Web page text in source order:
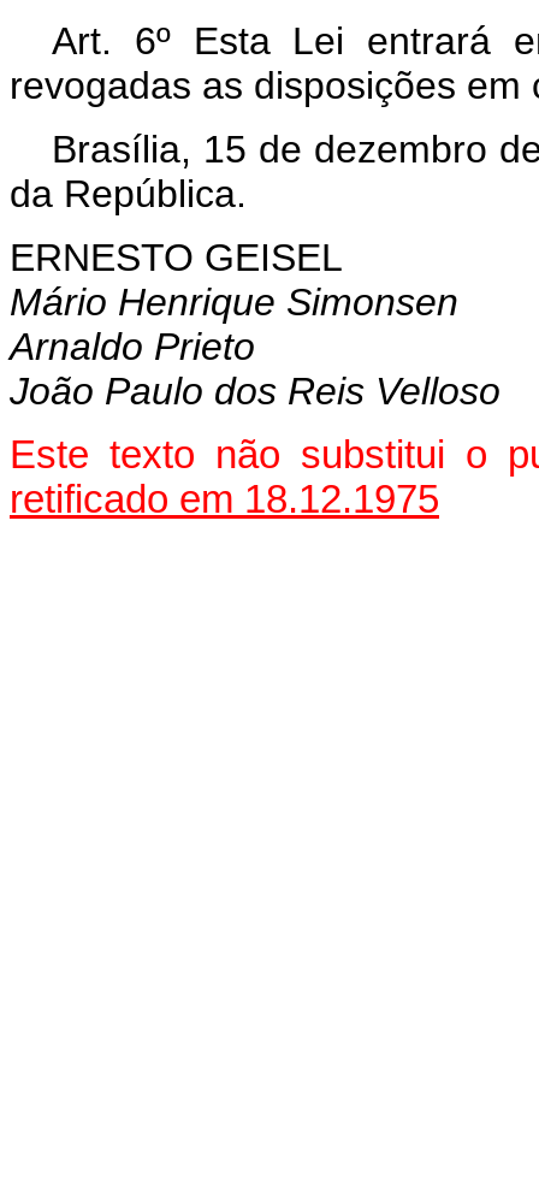
Art. 6º Esta Lei entrará
revogadas as disposições em
Brasília, 15 de dezembro
da República.
ERNESTO GEISEL
Mário Henrique Simonsen
Arnaldo Prieto
João Paulo dos Reis Velloso
Este texto não substitui o
retificado em 18.12.1975